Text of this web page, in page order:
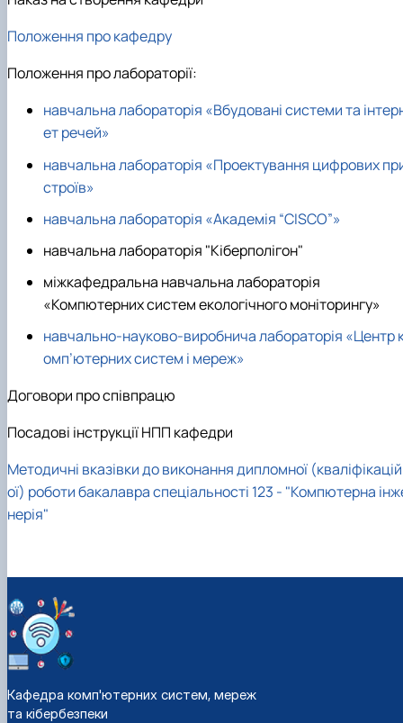
Положення про кафедру
Положення про лабораторії:
навчальна лабораторія «Вбудовані системи та
ет речей»
навчальна лабораторія «Проектування цифрових
строїв»
навчальна лабораторія «Академія “CISCO”»
навчальна лабораторія "Кіберполігон"
міжкафедральна навчальна лабораторія
«Компютерних систем екологічного моніторингу»
навчально-науково-виробнича лабораторія «Центр
омп’ютерних систем і мереж»
Договори про співпрацю
Посадові інструкції НПП кафедри
Методичні вказівки до виконання дипломної
ої) роботи бакалавра спеціальності 123 - "Компютерна
нерія"
Кафедра комп'ютерних систем, мереж
та кібербезпеки